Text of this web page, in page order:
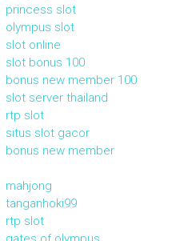
princess slot
olympus slot
slot online
slot bonus 100
bonus new member 100
slot server thailand
rtp slot
situs slot gacor
bonus new member
mahjong
tanganhoki99
rtp slot